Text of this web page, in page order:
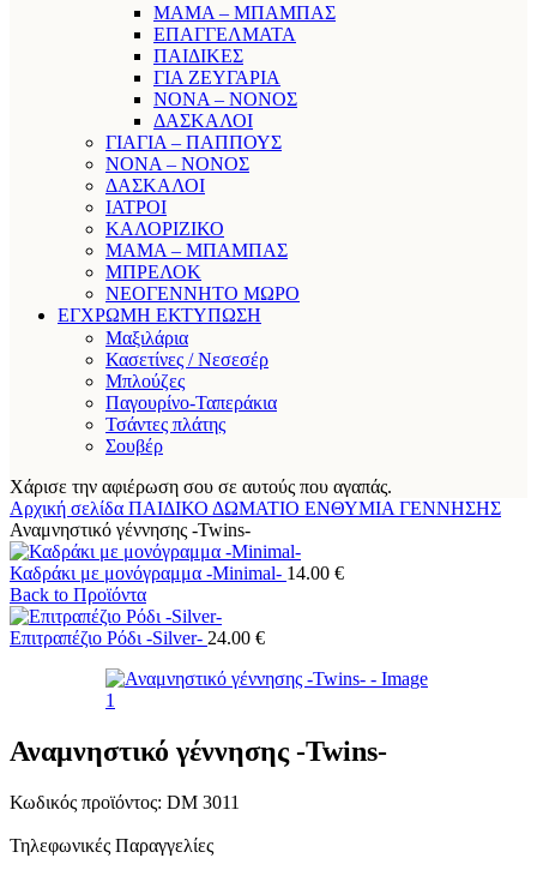
ΜΑΜΑ – ΜΠΑΜΠΑΣ
ΕΠΑΓΓΕΛΜΑΤΑ
ΠΑΙΔΙΚΕΣ
ΓΙΑ ΖΕΥΓΑΡΙΑ
ΝΟΝΑ – ΝΟΝΟΣ
ΔΑΣΚΑΛΟΙ
ΓΙΑΓΙΑ – ΠΑΠΠΟΥΣ
ΝΟΝΑ – ΝΟΝΟΣ
ΔΑΣΚΑΛΟΙ
ΙΑΤΡΟΙ
ΚΑΛΟΡΙΖΙΚΟ
ΜΑΜΑ – ΜΠΑΜΠΑΣ
ΜΠΡΕΛΟΚ
ΝΕΟΓΕΝΝΗΤΟ ΜΩΡΟ
ΕΓΧΡΩΜΗ ΕΚΤΥΠΩΣΗ
Μαξιλάρια
Κασετίνες / Νεσεσέρ
Μπλούζες
Παγουρίνο-Ταπεράκια
Τσάντες πλάτης
Σουβέρ
Χάρισε την αφιέρωση σου σε αυτούς που αγαπάς.
Αρχική σελίδα ΠΑΙΔΙΚΟ ΔΩΜΑΤΙΟ ΕΝΘΥΜΙΑ ΓΕΝΝΗΣΗΣ
Αναμνηστικό γέννησης -Twins-
Καδράκι με μονόγραμμα -Minimal- 14.00 €
Back to Προϊόντα
Επιτραπέζιο Ρόδι -Silver- 24.00 €
Αναμνηστικό γέννησης -Twins-
Κωδικός προϊόντος: DM 3011
Τηλεφωνικές Παραγγελίες